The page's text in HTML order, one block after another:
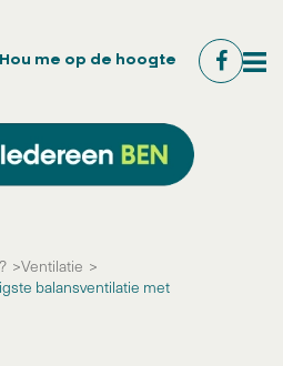
Hou me op de hoogte
Ventilatie
balansventilatie met